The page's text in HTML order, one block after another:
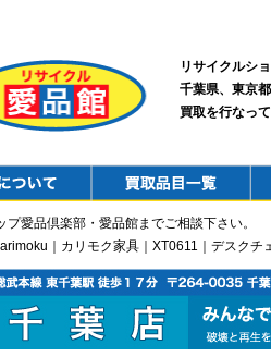
リサイクルシ
千葉県、東京
買取を行なっ
愛品倶楽部・愛品館までご相談下さい。
｜カリモク家具｜XT0611｜デスクチ